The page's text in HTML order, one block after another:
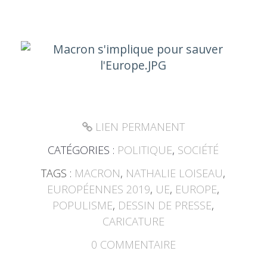
LIEN PERMANENT
CATÉGORIES : POLITIQUE, SOCIÉTÉ
TAGS : MACRON, NATHALIE LOISEAU,
EUROPÉENNES 2019, UE, EUROPE,
POPULISME, DESSIN DE PRESSE,
CARICATURE
0 COMMENTAIRE